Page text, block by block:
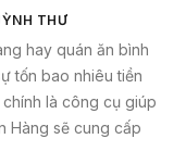
THƯ
hay quán ăn bình
tốn bao nhiêu tiền
là công cụ giúp
Hàng sẽ cung cấp